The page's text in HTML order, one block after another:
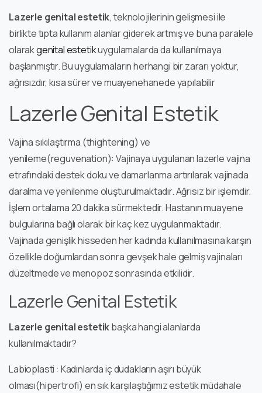
Lazerle genital estetik, teknolojilerinin gelişmesi ile
birlikte tıpta kullanım alanlar giderek artmış ve buna paralele
olarakgenital estetikuygulamalarda da kullanılmaya
başlanmıştır. Bu uygulamaların herhangi bir zararı yoktur,
ağrısızdır, kısa sürer ve muayenehanede yapılabilir
Lazerle Genital Estetik
Vajina sıkılaştırma (thightening) ve
yenileme(reguvenation): Vajinaya uygulanan lazerle vajina
etrafındaki destek doku ve damarlanma artırılarak vajinada
daralma ve yenilenme oluşturulmaktadır. Ağrısız bir işlemdir.
İşlem ortalama 20 dakika sürmektedir. Hastanın muayene
bulgularına bağlı olarak bir kaç kez uygulanmaktadır.
Vajinada genişlik hisseden her kadında kullanılmasına karşın
özellikle doğumlardan sonra gevşek hale gelmiş vajinaları
düzeltmede ve menopoz sonrasında etkilidir.
Lazerle Genital Estetik
Lazerle genital estetikbaşka hangi alanlarda
kullanılmaktadır?
Labioplasti : Kadınlarda iç dudakların aşırı büyük
olması(hipertrofi) en sık karşılaştığımız estetik müdahale